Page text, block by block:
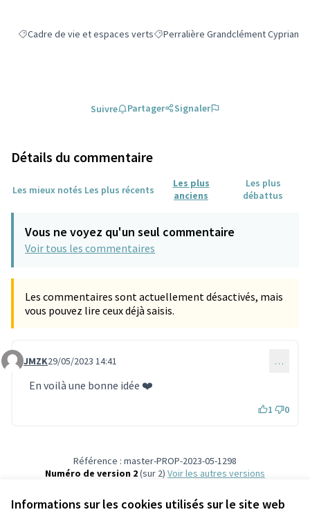
Informations sur les cookies utilisés sur le site web
Filtrer les résultats de la catégorie : Cadre de vie et espaces verts
Cadre de vie et espaces vertsFiltrer les résultats pour le secteur :
Perralière Grandclément Cyprian
Suivre Partager Signaler
Détails du commentaire
Les mieux notés Les plus récents
Les plus
anciens
Les plus
débattus
Vous ne voyez qu'un seul commentaire
Voir tous les commentaires
Les commentaires sont actuellement désactivés, mais
vous pouvez lire ceux déjà saisis.
Commentaire 2417
JMZK29/05/2023 14:41 …
En voilà une bonne idée ❤️
1 0
Référence : master-PROP-2023-05-1298
Numéro de version 2(sur 2)
voir les autres versions